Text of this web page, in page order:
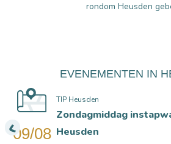
rondom Heusden
EVENEMENTEN IN
09/08
TIP Heusden
Zondagmiddag
Heusden